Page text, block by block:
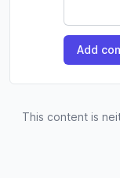
Add
This content is